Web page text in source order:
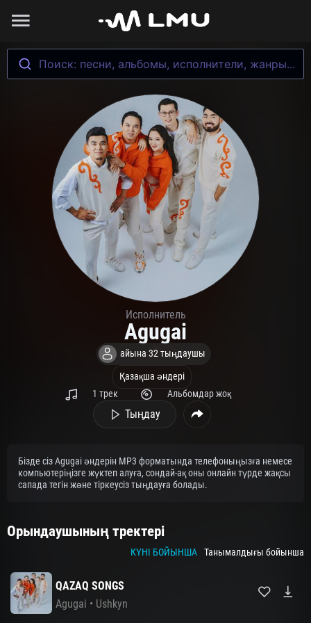
Поиск: песни, альбомы, исполнители, жанры...
Исполнитель
Agugai
айына 32 тыңдаушы
Қазақша әндері
1 трек
Альбомдар жоқ
Тыңдау
Бізде сіз Agugai әндерін MP3 форматында телефоныңызға немесе
компьютеріңізге жүктеп алуға, сондай-ақ оны онлайн түрде жақсы
сапада тегін және тіркеусіз тыңдауға болады.
Орындаушының тректері
КҮНІ БОЙЫНША Танымалдығы бойынша
QAZAQ SONGS
Agugai • Ushkyn